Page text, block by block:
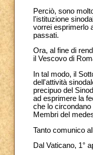
Perciò, sono
l'istituzione
vorrei esprimerlo
passati.
Ora, al fine di
il Vescovo di
In tal modo, il
dell'attività
precipuo del
ad esprimere la
che lo
Membri del
Tanto comunico
Dal Vaticano, 1°